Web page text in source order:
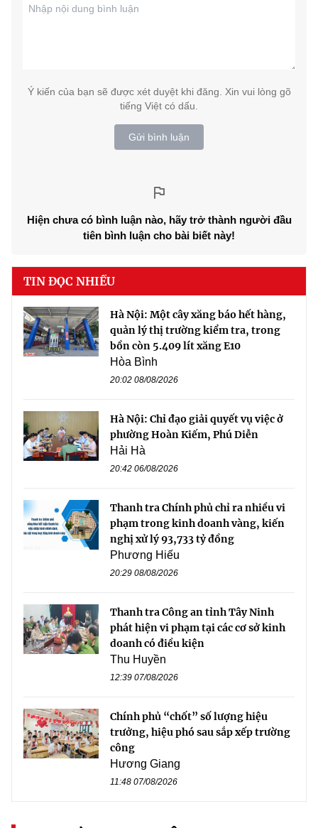
Ý kiến của bạn sẽ được xét duyệt khi đăng. Xin vui lòng gõ
tiếng Việt có dấu.
Gửi bình luận
Hiện chưa có bình luận nào, hãy trở thành người đầu
tiên bình luận cho bài biết này!
TIN ĐỌC NHIỀU
Hà Nội: Một cây xăng báo hết hàng,
quản lý thị trường kiểm tra, trong
bồn còn 5.409 lít xăng E10
Hòa Bình
20:02 08/08/2026
Hà Nội: Chỉ đạo giải quyết vụ việc ở
phường Hoàn Kiếm, Phú Diễn
Hải Hà
20:42 06/08/2026
Thanh tra Chính phủ chỉ ra nhiều vi
phạm trong kinh doanh vàng, kiến
nghị xử lý 93,733 tỷ đồng
Phương Hiếu
20:29 08/08/2026
Thanh tra Công an tỉnh Tây Ninh
phát hiện vi phạm tại các cơ sở kinh
doanh có điều kiện
Thu Huyền
12:39 07/08/2026
Chính phủ “chốt” số lượng hiệu
trưởng, hiệu phó sau sắp xếp trường
công
Hương Giang
11:48 07/08/2026